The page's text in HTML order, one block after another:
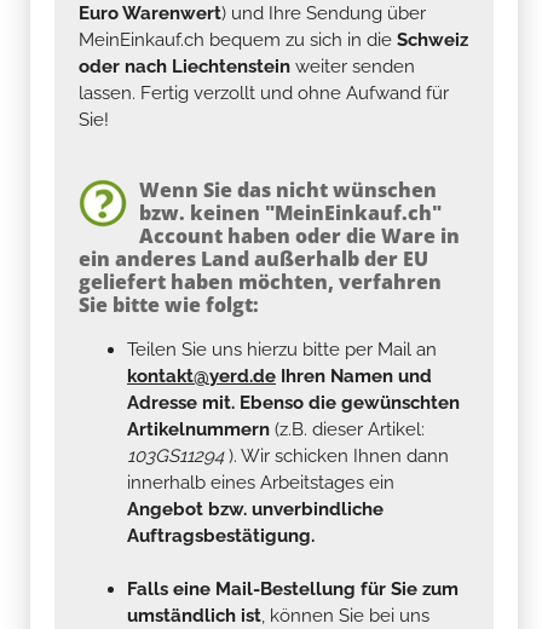
Euro Warenwert) und Ihre Sendung über
MeinEinkauf.ch bequem zu sich in die Schweiz
oder nach Liechtenstein weiter senden
lassen. Fertig verzollt und ohne Aufwand für
Sie!
Wenn Sie das nicht wünschen
bzw. keinen "MeinEinkauf.ch"
Account haben oder die Ware in
ein anderes Land außerhalb der EU
geliefert haben möchten, verfahren
Sie bitte wie folgt:
Teilen Sie uns hierzu bitte per Mail an
kontakt@yerd.de Ihren Namen und
Adresse mit. Ebenso die gewünschten
Artikelnummern (z.B. dieser Artikel:
103GS11294). Wir schicken Ihnen dann
innerhalb eines Arbeitstages ein
Angebot bzw. unverbindliche
Auftragsbestätigung.
Falls eine Mail-Bestellung für Sie zum
umständlich ist, können Sie bei uns